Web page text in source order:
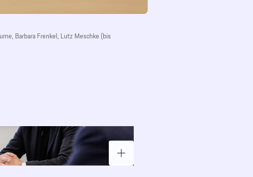
Barbara Frenkel, Lutz Meschke (bis